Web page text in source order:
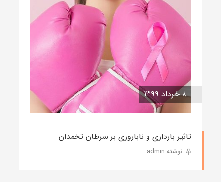
۸ خرداد ۱۳۹۹
تاثیر بارداری و ناباروری بر سرطان تخمدان
نوشته admin